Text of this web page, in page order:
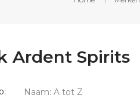
Ardent Spirits
Naam: A tot Z